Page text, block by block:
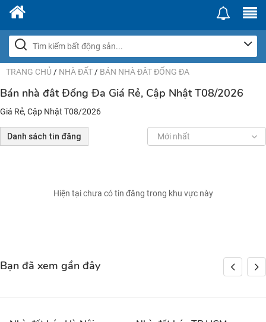
TRANG CHỦ / NHÀ ĐẤT / BÁN NHÀ ĐÂT ĐỐNG ĐA
Bán nhà đât Đống Đa Giá Rẻ, Cập Nhật T08/2026
Giá Rẻ, Cập Nhật T08/2026
Danh sách tin đăng Mới nhất
Hiện tại chưa có tin đăng trong khu vực này
Bạn đã xem gần đây